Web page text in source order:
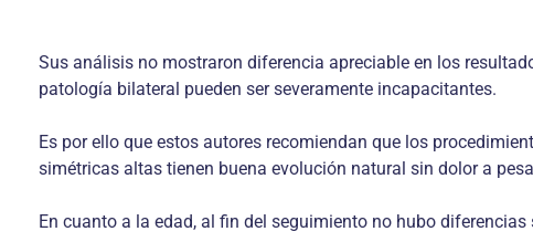
Sus análisis no mostraron diferencia apreciable en los
patología bilateral pueden ser severamente incapacitantes.
Es por ello que estos autores recomiendan que los
simétricas altas tienen buena evolución natural sin dolor a
En cuanto a la edad, al fin del seguimiento no hubo